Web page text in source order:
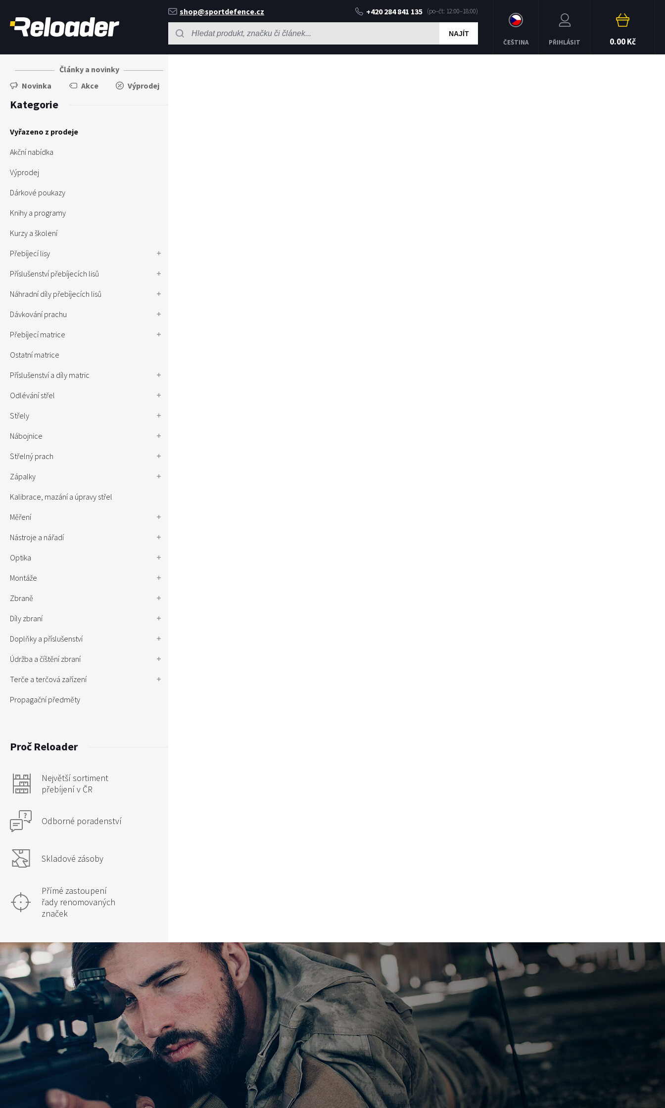
shop@sportdefence.cz +420 284 841 135
NAJÍT
ČEŠTINA PŘIHLÁSIT 0.00 Kč
Články a novinky
Novinka
Akce Výprodej
Kategorie
Vyřazeno z prodeje
Akční nabídka
Výprodej
Dárkové poukazy
Knihy a programy
Kurzy a školení
Přebíjecí lisy
Příslušenství přebíjecích lisů
Náhradní díly přebíjecích lisů
Dávkování prachu
Přebíjecí matrice
Ostatní matrice
Příslušenství a díly matric
Odlévání střel
Střely
Nábojnice
Střelný prach
Zápalky
Kalibrace, mazání a úpravy střel
Měření
Nástroje a nářadí
Optika
Montáže
Zbraně
Díly zbraní
Doplňky a příslušenství
Údržba a číštění zbraní
Terče a terčová zařízení
Propagační předměty
Proč Reloader
Největší sortiment
přebíjení v ČR
Odborné poradenství
Skladové zásoby
Přímé zastoupení
řady renomovaných
značek